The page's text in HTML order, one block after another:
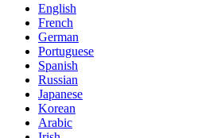
English
French
German
Portuguese
Spanish
Russian
Japanese
Korean
Arabic